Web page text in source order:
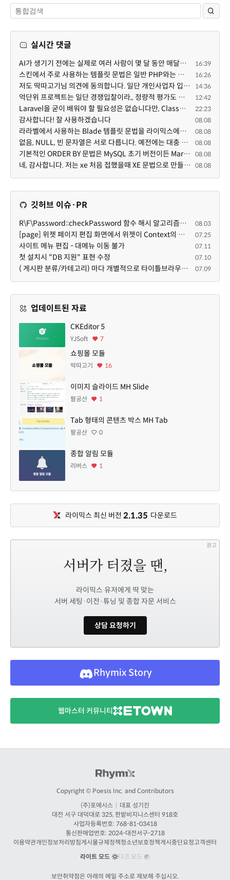
실시간 댓글
AI가 생기기 전에는 실제로 여러 사람이 몇 달 동안 매달려야 하는 프로젝트였는데... 이제는 한두 명이 쳐... 16:39
스킨에서 주로 사용하는 템플릿 문법은 일반 PHP와는 다른 고유의 문법이라고 부를 만한 여지가 있습니다. ... 16:26
저도 딱따고기님 의견에 동의합니다. 일단 개인사업자 입장에서 억단위 프로젝트를 진행하면 요구사항도 빡... 14:36
억단위 프로젝트는 일단 경쟁입찰이라,, 정량적 평가도 중요합니다. 그래서 많은 고급인력을 보유할수록 유... 12:42
Laravel을 굳이 배워야 할 필요성은 없습니다만, Class기반의 객체 지향 프로그래밍과, PSR-4라는 Composer... 22:23
감사합니다! 잘 사용하겠습니다 08.08
라라벨에서 사용하는 Blade 템플릿 문법을 라이믹스에서도 일부분 도입하였는데, 양쪽의 템플릿 매뉴얼 분량... 08.08
없음, NULL, 빈 문자열은 서로 다릅니다. 예전에는 대충 써도 서로 통용되었지만, 그것 때문에 버그나 보안... 08.08
기본적인 ORDER BY 문법은 MySQL 초기 버전이든 MariaDB 최신 버전이든 차이가 없습니다. 라이믹스 게시판에... 08.08
네, 감사합니다. 저는 xe 처음 접했을때 XE 문법으로 만들었다고 해서 xe코드들이 php와 전혀 다른것 같이 ... 08.08
깃허브 이슈·PR
R\F\Password::checkPassword 함수 해시 알고리즘을 암시적으로 호출하는 경우 Argon2id 해시 비교 실패 08.03
[page] 위젯 페이지 편집 화면에서 위젯이 Context의 module_info를 덮어쓰면 저장이 ERR_ACT_IS_NOT_STANDALONE으로 실패 07.25
사이트 메뉴 편집 - 대메뉴 이동 불가 07.11
첫 설치시 "DB 지원" 표현 수정 07.10
( 게시판 분류/카테고리) 마다 개별적으로 타이틀브라우저 제목 및 seo설명 넣을 수 있으면 어떨지 해서 글 등록해봅니다. 07.09
업데이트된 자료
CKEditor 5
YJSoft 7
쇼핑몰 모듈
딱따고기 16
이미지 슬라이드 MH Slide
팔공산 1
Tab 형태의 콘텐츠 박스 MH Tab
팔공산 0
종합 알림 모듈
리버스 1
라이믹스 최신 버전 2.1.35 다운로드
광고
라이믹스 유저에게 딱 맞는
서버 세팅·이전·튜닝 및 종합 자문 서비스
상담 요청하기
Rhymix Story
웹마스터 커뮤니티
Copyright © Poesis Inc. and Contributors
(주)포에시스
대표 성기진
대전 서구 대덕대로 325, 한밭비지니스센터 918호
사업자등록번호: 768-81-03418
통신판매업번호: 2024-대전서구-2718
이용약관개인정보처리방침게시물규제정책청소년보호정책게시중단요청고객센터
라이트 모드
다크 모드
보안취약점은 아래의 메일 주소로 제보해 주십시오.